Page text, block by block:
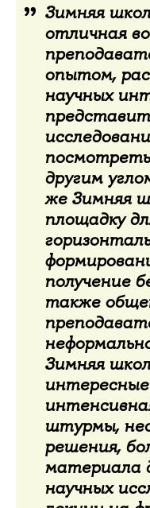
Зимняя
отличная
опытом,
научных
другим
же Зимняя
площадку
получение
также
Зимняя
штурмы,
решения,
материала
научных